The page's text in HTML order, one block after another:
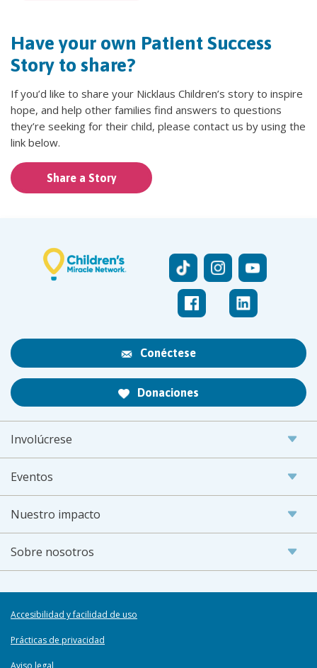
Have your own Patient Success
Story to share?
If you’d like to share your Nicklaus Children’s story to inspire
hope, and help other families find answers to questions
they’re seeking for their child, please contact us by using the
link below.
Share a Story
Conéctese
Donaciones
Involúcrese
Eventos
Nuestro impacto
Sobre nosotros
Accesibilidad y facilidad de uso
Prácticas de privacidad
Aviso legal